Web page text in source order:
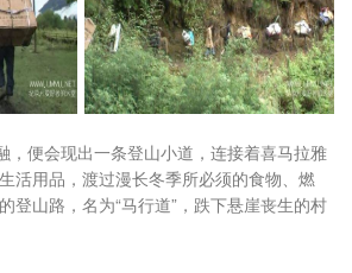
便会现出一条登山小道，连接着喜马拉雅
活用品，渡过漫长冬季所必须的食物、燃
山路，名为“马行道”，跌下悬崖丧生的村